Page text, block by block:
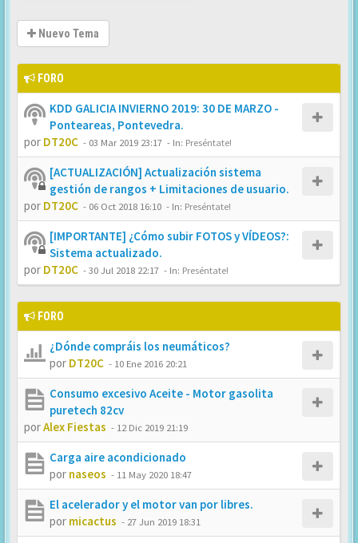
Nuevo Tema
FORO
KDD GALICIA INVIERNO 2019: 30 DE MARZO -
Ponteareas, Pontevedra.
por DT20C - 03 Mar 2019 23:17 - In: Preséntate!
[ACTUALIZACIÓN] Actualización sistema
gestión de rangos + Limitaciones de usuario.
por DT20C - 06 Oct 2018 16:10 - In: Preséntate!
[IMPORTANTE] ¿Cómo subir FOTOS y VÍDEOS?:
Sistema actualizado.
por DT20C -30 Jul 2018 22:17 - In: Preséntate!
FORO
¿Dónde compráis los neumáticos?
por DT20C - 10 Ene 2016 20:21
Consumo excesivo Aceite - Motor gasolita
puretech 82cv
porAlex Fiestas - 12 Dic 2019 21:19
Carga aire acondicionado
por naseos - 11 May 2020 18:47
El acelerador y el motor van por libres.
por micactus - 27 Jun 2019 18:31